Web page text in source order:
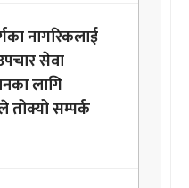
नागरिकलाई
सेवा
लागि
तोक्यो सम्पर्क